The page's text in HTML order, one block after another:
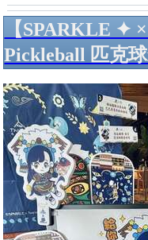
【SPARKLE ✦
Pickleball 匹克